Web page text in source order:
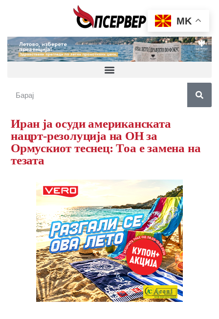
Иран ја осуди американската
нацрт-резолуција на ОН за
Ормускиот теснец: Тоа е замена на
тезата
MK